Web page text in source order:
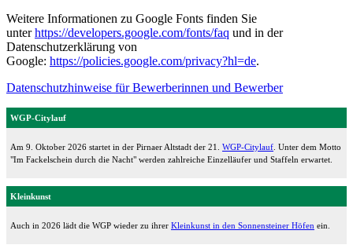
Weitere Informationen zu Google Fonts finden Sie
unterhttps://developers.google.com/fonts/faq und in der
Datenschutzerklärung von
Google: https://policies.google.com/privacy?hl=de.
Datenschutzhinweise für Bewerberinnen und Bewerber
WGP-Citylauf
Am 9. Oktober 2026 startet in der Pirnaer Altstadt der 21. WGP-Citylauf . Unter dem Motto
"Im Fackelschein durch die Nacht" werden zahlreiche Einzelläufer und Staffeln erwartet.
Kleinkunst
Auch in 2026 lädt die WGP wieder zu ihrer Kleinkunst in den Sonnensteiner Höfen ein.